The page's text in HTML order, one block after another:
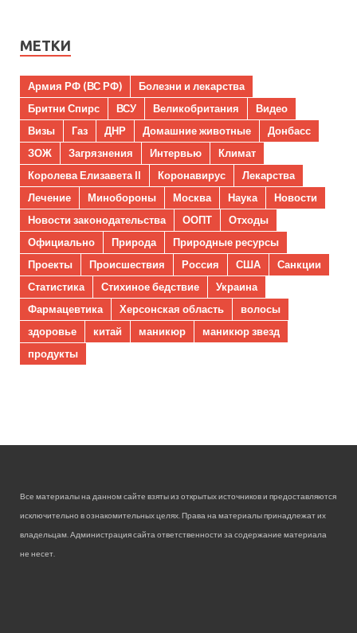
МЕТКИ
Армия РФ (ВС РФ)
Болезни и лекарства
Бритни Спирс
ВСУ Великобритания
Видео
Визы
Газ ДНР Домашние животные
Донбасс
ЗОЖ
Загрязнения Интервью
Климат
Королева Елизавета II
Коронавирус
Лекарства
Лечение
Минобороны Москва Наука
Новости
Новости законодательства
ООПТ
Отходы
Официально
Природа
Природные ресурсы
Проекты
Происшествия Россия США
Санкции
Статистика
Стихиное бедствие
Украина
Фармацевтика
Херсонская область
волосы
здоровье
китай маникюр
маникюр звезд
продукты
Все материалы на данном сайте взяты из открытых источников и предоставляются
исключительно в ознакомительных целях. Права на материалы принадлежат их
владельцам. Администрация сайта ответственности за содержание материала
не несет.